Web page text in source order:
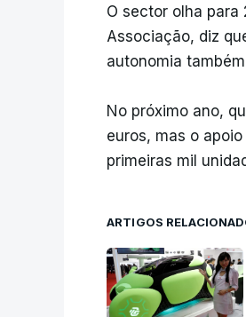
O sector olha para
Associação, diz
autonomia
No próximo ano,
euros, mas o
primeiras mil
ARTIGOS